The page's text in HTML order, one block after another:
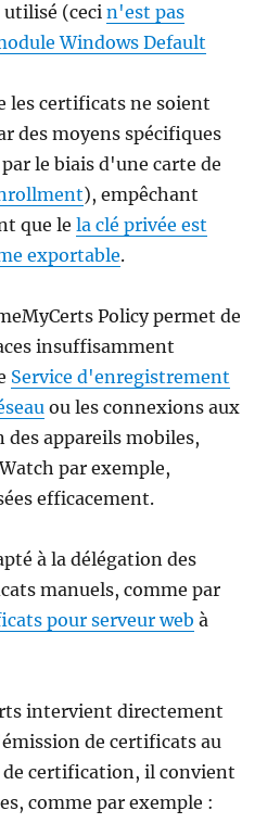
utilisé (cecin'est pas
Windows Default
les certificats ne soient
des moyens spécifiques
le biais d'une carte de
), empêchant
que lela clé privée est
exportable.
Policy permet de
insuffisamment
Service d'enregistrement
ou les connexions aux
des appareils mobiles,
par exemple,
efficacement.
à la délégation des
manuels, comme par
pour serveur web à
intervient directement
de certificats au
certification, il convient
comme par exemple :